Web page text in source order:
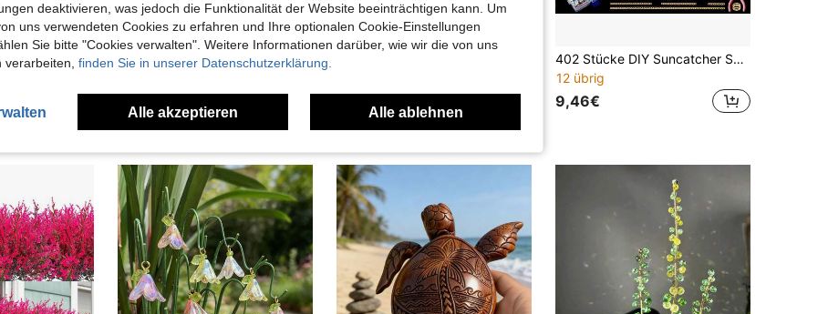
6 Stücke leuchtende Quallen, schwimmende Fischbecken Dekorationen, Quallen Ornament Dekoration, fluoreszierende leuchtende realistische Quallen Dekoration, ohne Strom, für Aquarien, für Aquarium Fischbecken, Aquarium/Aquarium Dekoration, schwimmende Quallen, Aquarium Zubehör Dieser realistische Miniaturfiguren-Set, hergestellt aus farbigem ABS-Kunststoff, misst ca. 2,36 Zoll/6 cm. Geeignet für bunte Figuren in Museen, Zügen, Szenen, Gebäuden usw., ist es eine ideale Wahl für DIY-Projekte. Das strapazierfähige Kunststoffmaterial macht es zu einem sammlerwürdigen und geschenkfähigen Artikel für Liebhaber von Miniaturmodellen. Geeignet für Personen ab 14 Jahren.
402 Stücke DIY Suncatcher Set, Suncatcher Herstellungszubehör, Kunst- und Handwerks-Regenbogenhersteller für Erwachsene, hängender Prisma Suncatcher mit Kristallen für Innen- und Außenbereich, Garten-Party-Dekoration
12 übrig
9,46€
deaktivieren, was jedoch die Funktionalität der Website beeinträchtigen kann. Um
uns verwendeten Cookies zu erfahren und Ihre optionalen Cookie-Einstellungen
Sie bitte "Cookies verwalten". Weitere Informationen darüber, wie wir die von uns
finden Sie in unserer Datenschutzerklärung.
Alle akzeptieren Alle ablehnen